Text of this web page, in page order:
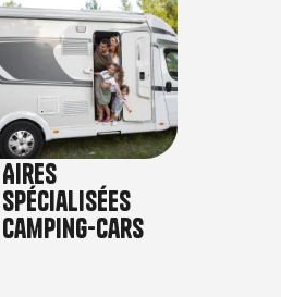
Aires
spécialisées
camping-cars